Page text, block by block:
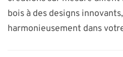
bois à des designs
harmonieusement dans